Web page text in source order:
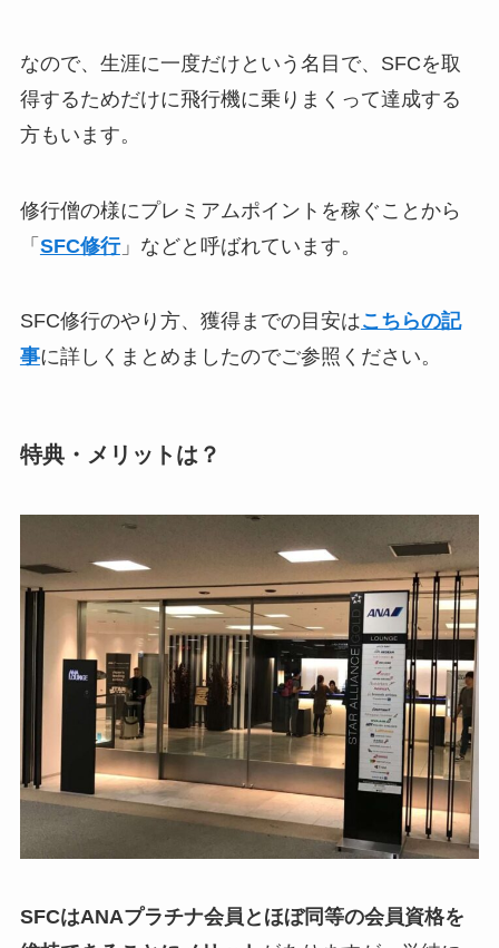
なので、生涯に一度だけという名目で、SFCを取
得するためだけに飛行機に乗りまくって達成する
方もいます。
修行僧の様にプレミアムポイントを稼ぐことから
「 SFC修行」などと呼ばれています。
SFC修行のやり方、獲得までの目安はこちらの記
事に詳しくまとめましたのでご参照ください。
特典・メリットは？
SFCはANAプラチナ会員とほぼ同等の会員資格を